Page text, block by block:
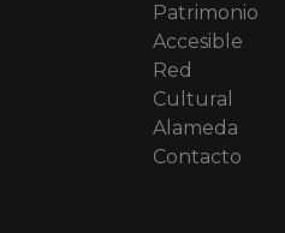
Patrimonio
Accesible
Red
Cultural
Alameda
Contacto